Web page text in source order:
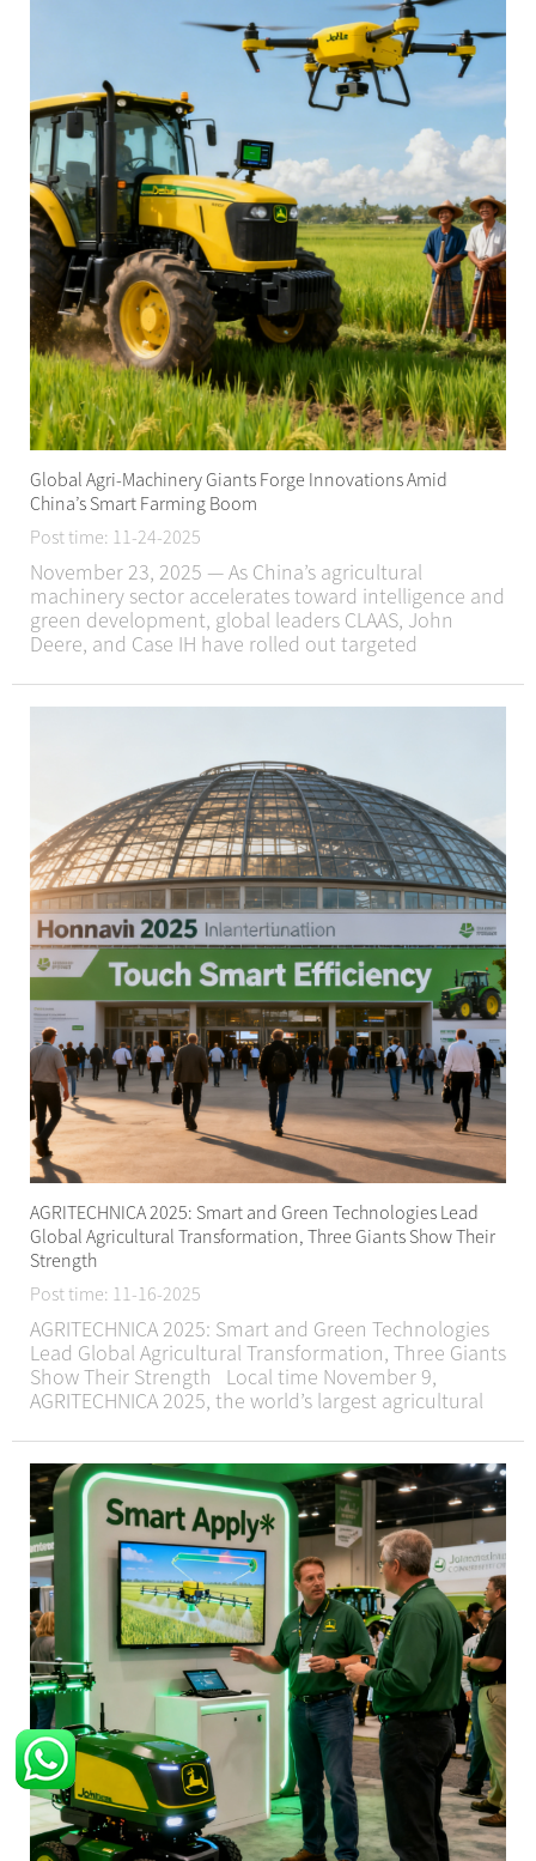
Global Agri-Machinery Giants Forge Innovations Amid
China’s Smart Farming Boom
Post time: 11-24-2025
November 23, 2025 — As China’s agricultural
machinery sector accelerates toward intelligence and
green development, global leaders CLAAS, John
Deere, and Case IH have rolled out targeted
solutions with cutting-edge technologies to tap i...
AGRITECHNICA 2025: Smart and Green Technologies Lead
Global Agricultural Transformation, Three Giants Show Their
Strength
Post time: 11-16-2025
AGRITECHNICA 2025: Smart and Green Technologies
Lead Global Agricultural Transformation, Three Giants
Show Their Strength Local time November 9,
AGRITECHNICA 2025, the world’s largest agricultural
Hannover Exhibition Center in German...